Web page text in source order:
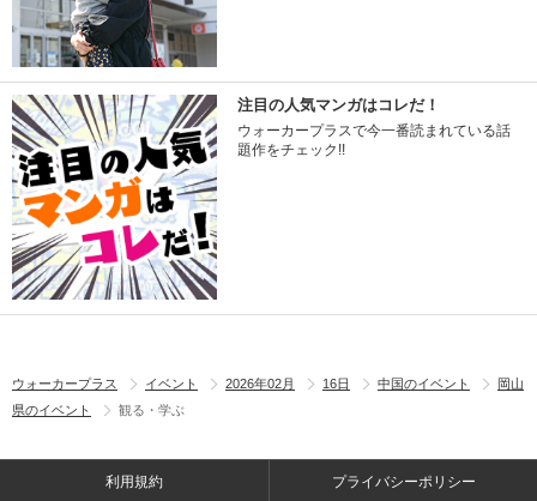
注目の人気マンガはコレだ！
ウォーカープラスで今一番読まれている話
題作をチェック!!
ウォーカープラス イベント 2026年02月 16日 中国のイベント
岡山
県のイベント
観る・学ぶ
利用規約 プライバシーポリシー